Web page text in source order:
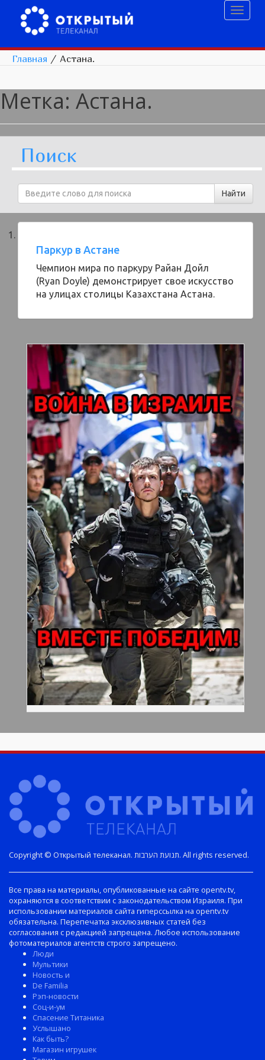
Главная / Астана.
Метка: Астана.
Поиск
Паркур в Астане
Чемпион мира по паркуру Райан Дойл
(Ryan Doyle) демонстрирует свое искусство
на улицах столицы Казахстана Астана.
Copyright © Открытый телеканал. תנועת הערבות. All rights reserved.
Все права на материалы, опубликованные на сайте opentv.tv,
охраняются в соответствии с законодательством Израиля. При
использовании материалов сайта гиперссылка на opentv.tv
обязательна. Перепечатка эксклюзивных статей без
согласования с редакцией запрещена. Любое использование
фотоматериалов агентств строго запрещено.
Люди
Мультики
Новость и
De Familia
Рэп-новости
Соц-и-ум
Спасение Титаника
Услышано
Как быть?
Магазин игрушек